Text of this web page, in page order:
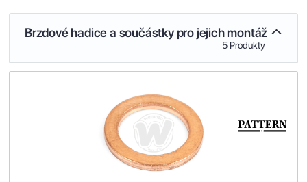
Brzdové hadice a součástky pro jejich montáž
5 Produkty